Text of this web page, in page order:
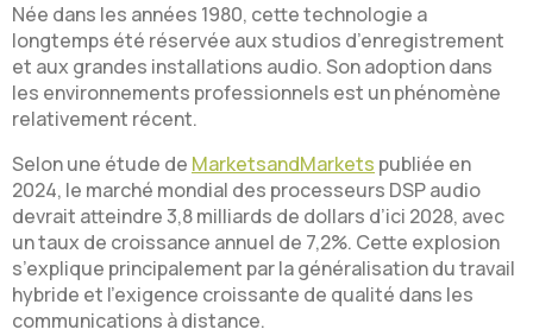
Née dans les années 1980, cette technologie a
longtemps été réservée aux studios d’enregistrement
et aux grandes installations audio. Son adoption dans
les environnements professionnels est un phénomène
relativement récent.
Selon une étude de MarketsandMarkets publiée en
2024, le marché mondial des processeurs DSP audio
devrait atteindre 3,8 milliards de dollars d’ici 2028, avec
un taux de croissance annuel de 7,2%. Cette explosion
s’explique principalement par la généralisation du travail
hybride et l’exigence croissante de qualité dans les
communications à distance.